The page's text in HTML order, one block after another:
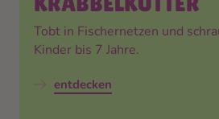
Tobt in Fischernetzen und
Kinder bis 7 Jahre.
entdecken